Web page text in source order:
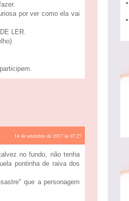
por ver como ela vai
LER.
14 de setembro de 2017 às 07:27
no fundo, não tenha
pontinha de raiva dos
que a personagem